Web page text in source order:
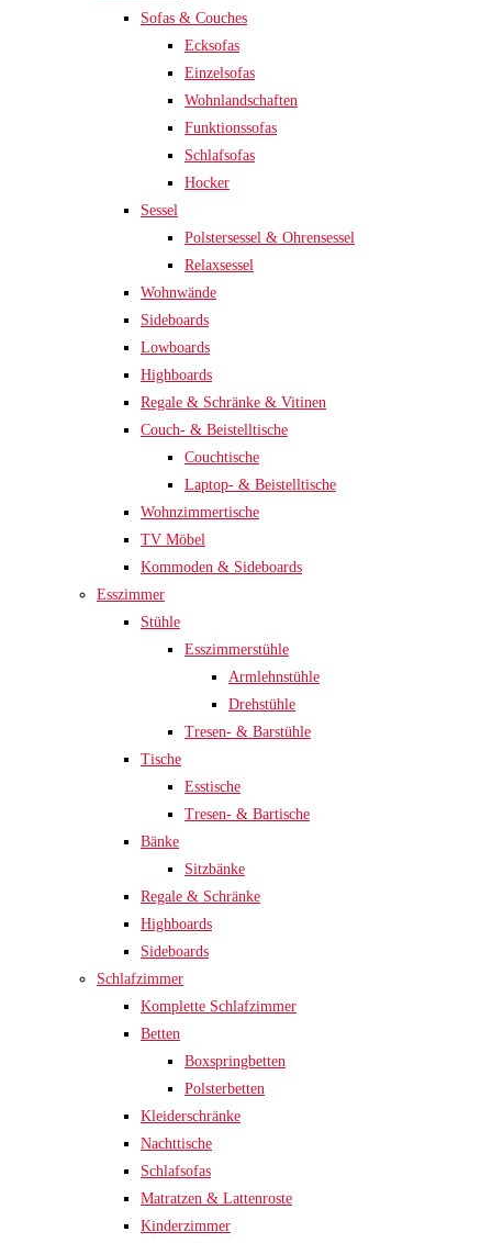
Sofas & Couches
Ecksofas
Einzelsofas
Wohnlandschaften
Funktionssofas
Schlafsofas
Hocker
Sessel
Polstersessel & Ohrensessel
Relaxsessel
Wohnwände
Sideboards
Lowboards
Highboards
Regale & Schränke & Vitinen
Couch- & Beistelltische
Couchtische
Laptop- & Beistelltische
Wohnzimmertische
TV Möbel
Kommoden & Sideboards
Esszimmer
Stühle
Esszimmerstühle
Armlehnstühle
Drehstühle
Tresen- & Barstühle
Tische
Esstische
Tresen- & Bartische
Bänke
Sitzbänke
Regale & Schränke
Highboards
Sideboards
Schlafzimmer
Komplette Schlafzimmer
Betten
Boxspringbetten
Polsterbetten
Kleiderschränke
Nachttische
Schlafsofas
Matratzen & Lattenroste
Kinderzimmer